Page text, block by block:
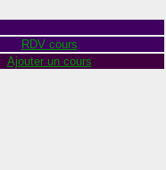
RDV cours
Ajouter un cours